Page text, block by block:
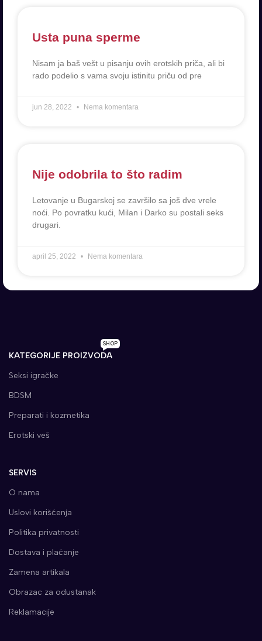
Usta puna sperme
Nisam ja baš vešt u pisanju ovih erotskih priča, ali bi
rado podelio s vama svoju istinitu priču od pre
jun 28, 2022 Nema komentara
Nije odobrila to što radim
Letovanje u Bugarskoj se završilo sa još dve vrele
noći. Po povratku kući, Milan i Darko su postali seks
drugari.
april 25, 2022 Nema komentara
KATEGORIJE PROIZVODA
SHOP
Seksi igračke
BDSM
Preparati i kozmetika
Erotski veš
SERVIS
O nama
Uslovi korišćenja
Politika privatnosti
Dostava i plaćanje
Zamena artikala
Obrazac za odustanak
Reklamacije